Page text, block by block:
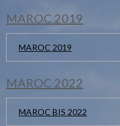
MAROC 2019
MAROC 2019
MAROC 2022
MAROC BIS 2022